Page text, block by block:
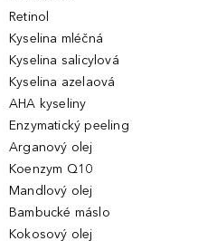
Retinol
Kyselina mléčná
Kyselina salicylová
Kyselina azelaová
AHA kyseliny
Enzymatický peeling
Arganový olej
Koenzym Q10
Mandlový olej
Bambucké máslo
Kokosový olej